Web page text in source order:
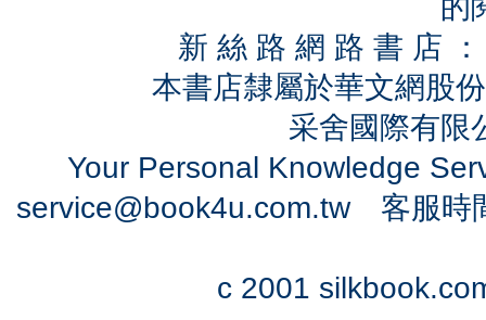
新 絲 路 網 路 書 店
本書店隸屬於華文網股
采舍國際有
Your Personal Knowledge
service@book4u.com.tw客服時
c 2001